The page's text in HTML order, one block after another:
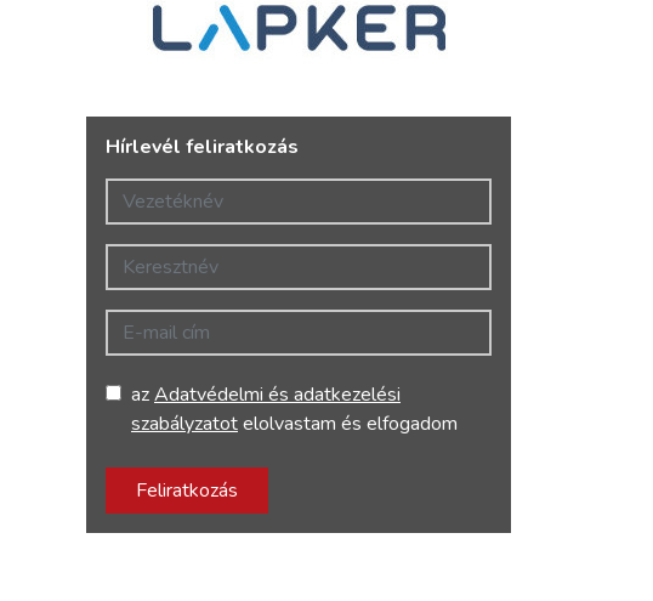
Hírlevél feliratkozás
Vezetéknév
Keresztnév
E-mail cím
azAdatvédelmi és adatkezelési
szabályzatotelolvastam és elfogadom
Feliratkozás